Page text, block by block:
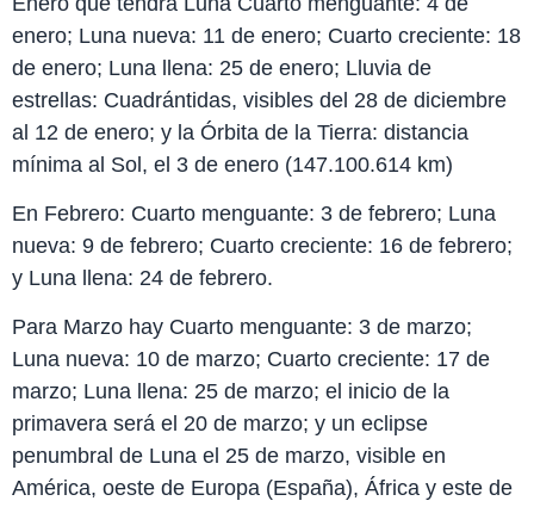
enero; Luna nueva: 11 de enero; Cuarto creciente: 18
de enero; Luna llena: 25 de enero; Lluvia de
estrellas: Cuadrántidas, visibles del 28 de diciembre
al 12 de enero; y la Órbita de la Tierra: distancia
mínima al Sol, el 3 de enero (147.100.614 km)
En Febrero: Cuarto menguante: 3 de febrero; Luna
nueva: 9 de febrero; Cuarto creciente: 16 de febrero;
y Luna llena: 24 de febrero.
Para Marzo hay Cuarto menguante: 3 de marzo;
Luna nueva: 10 de marzo; Cuarto creciente: 17 de
marzo; Luna llena: 25 de marzo; el inicio de la
primavera será el 20 de marzo; y un eclipse
penumbral de Luna el 25 de marzo, visible en
América, oeste de Europa (España), África y este de